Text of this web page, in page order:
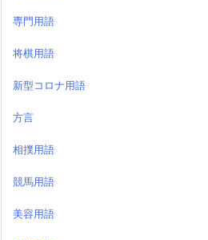
専門用語
将棋用語
新型コロナ用語
方言
相撲用語
競馬用語
美容用語